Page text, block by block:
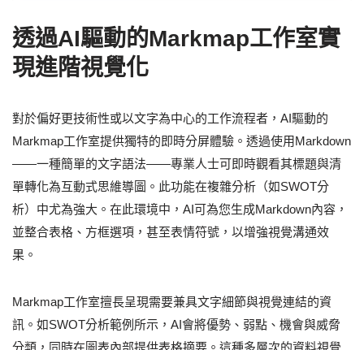
透過AI驅動的Markmap工作室實
現進階視覺化
對於偏好更技術性或以文字為中心的工作流程者，AI驅動的
Markmap工作室提供獨特的即時分屏體驗。透過使用Markdown
——一種簡單的文字語法——專業人士可即時觀看其標題與清
單轉化為互動式思維導圖。此功能在複雜分析（如SWOT分
析）中尤為強大。在此環境中，AI可為您生成Markdown內容，
並整合表格、方框選項，甚至表情符號，以增強視覺溝通效
果。
Markmap工作室擅長呈現需要兼具文字細節與視覺連結的資
訊。如SWOT分析範例所示，AI會將優勢、弱點、機會與威脅
分類，同時在圖表內部提供表格摘要。這種多層次的資料視覺